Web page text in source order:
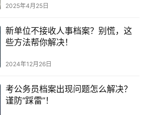
2025年4月25日
新单位不接收人事档案？别慌，这
些方法帮你解决！
2024年12月26日
考公务员档案出现问题怎么解决？
谨防“踩雷”！